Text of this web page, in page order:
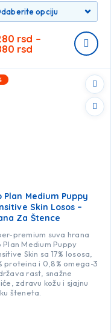
rsd –
rsd
Plan Medium Puppy
Skin Losos –
Za Štence
premium suva hrana
Plan Medium Puppy
Skin sa 17% lososa,
proteina i 0,8% omega-3
rast, snažne
zdravu kožu i sjajnu
šteneta.